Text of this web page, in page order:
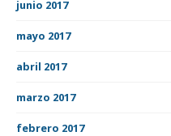
junio 2017
mayo 2017
abril 2017
marzo 2017
febrero 2017